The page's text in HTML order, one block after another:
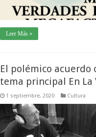
Leer Más »
El polémico acuerdo
tema principal En La
1 septiembre, 2020 Cultura